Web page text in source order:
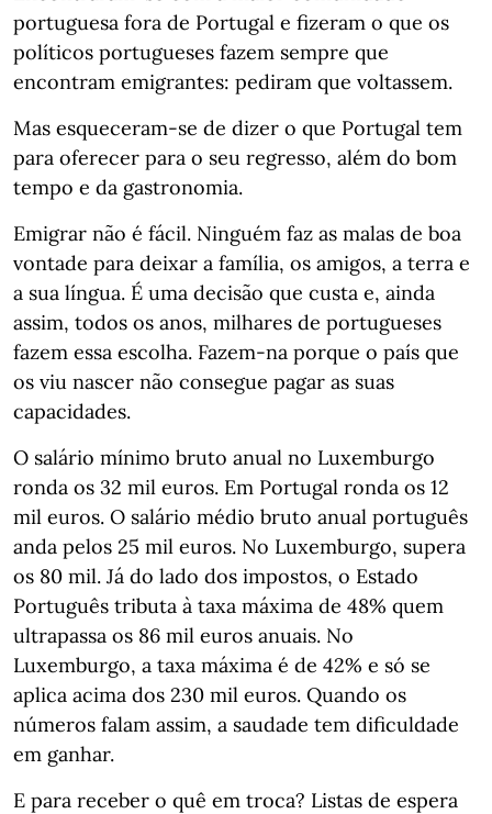
portuguesa fora de Portugal e fizeram o que os
políticos portugueses fazem sempre que
encontram emigrantes: pediram que voltassem.
Mas esqueceram-se de dizer o que Portugal tem
para oferecer para o seu regresso, além do bom
tempo e da gastronomia.
Emigrar não é fácil. Ninguém faz as malas de boa
vontade para deixar a família, os amigos, a terra e
a sua língua. É uma decisão que custa e, ainda
assim, todos os anos, milhares de portugueses
fazem essa escolha. Fazem-na porque o país que
os viu nascer não consegue pagar as suas
capacidades.
O salário mínimo bruto anual no Luxemburgo
ronda os 32 mil euros. Em Portugal ronda os 12
mil euros. O salário médio bruto anual português
anda pelos 25 mil euros. No Luxemburgo, supera
os 80 mil. Já do lado dos impostos, o Estado
Português tributa à taxa máxima de 48% quem
ultrapassa os 86 mil euros anuais. No
Luxemburgo, a taxa máxima é de 42% e só se
aplica acima dos 230 mil euros. Quando os
números falam assim, a saudade tem dificuldade
em ganhar.
E para receber o quê em troca? Listas de espera